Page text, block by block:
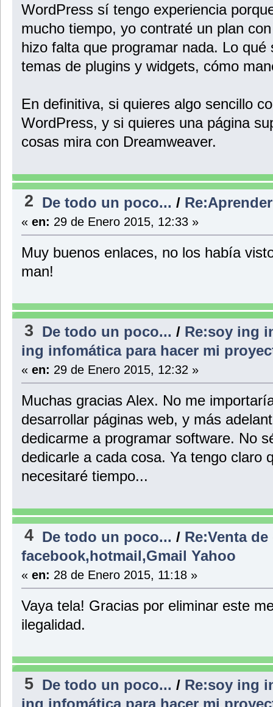
WordPress sí tengo experiencia
mucho tiempo, yo contraté un plan
hizo falta que programar nada. Lo
temas de plugins y widgets, cómo
En definitiva, si quieres algo sencillo
WordPress, y si quieres una página
cosas mira con Dreamweaver.
2 De todo un poco... /
« en: 29 de Enero 2015, 12:33 »
Muy buenos enlaces, no los había
man!
3 De todo un poco... / Re:soy ing
ing infomática para hacer mi
« en: 29 de Enero 2015, 12:32 »
Muchas gracias Alex. No me
desarrollar páginas web, y más
dedicarme a programar software. No
dedicarle a cada cosa. Ya tengo claro
necesitaré tiempo...
4 De todo un poco... / Re:Venta
facebook,hotmail,Gmail Yahoo
« en: 28 de Enero 2015, 11:18 »
Vaya tela! Gracias por eliminar este
ilegalidad.
5 De todo un poco... / Re:soy ing